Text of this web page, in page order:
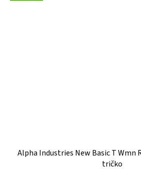
Alpha Industries New Basic T Wmn
tričko